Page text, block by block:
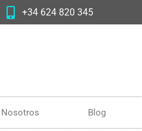
+34 624 820 345
Nosotros Blog